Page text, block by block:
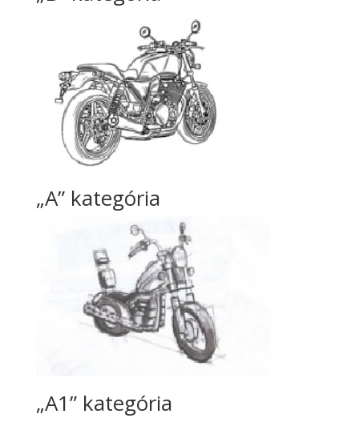
„A” kategória
„A1” kategória